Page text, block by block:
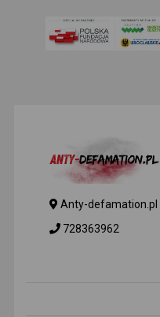
Anty-defamation.pl
728363962